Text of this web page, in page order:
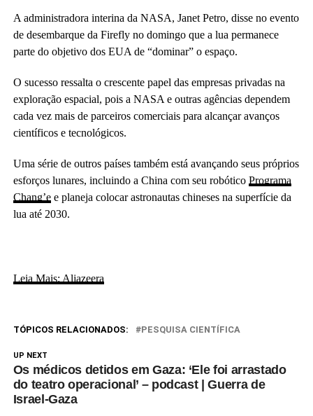
A administradora interina da NASA, Janet Petro, disse no evento
de desembarque da Firefly no domingo que a lua permanece
parte do objetivo dos EUA de “dominar” o espaço.
O sucesso ressalta o crescente papel das empresas privadas na
exploração espacial, pois a NASA e outras agências dependem
cada vez mais de parceiros comerciais para alcançar avanços
científicos e tecnológicos.
Uma série de outros países também está avançando seus próprios
esforços lunares, incluindo a China com seu robótico Programa
Chang’ee planeja colocar astronautas chineses na superfície da
lua até 2030.
Leia Mais: Aljazeera
TÓPICOS RELACIONADOS: PESQUISA CIENTÍFICA
UP NEXT
Os médicos detidos em Gaza: ‘Ele foi arrastado
do teatro operacional’ – podcast | Guerra de
Israel-Gaza